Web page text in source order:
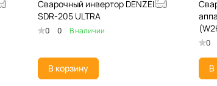
Сварочный инвертор DENZEL
SDR-205 ULTRA
0 0 В наличии
В корзину
0
В